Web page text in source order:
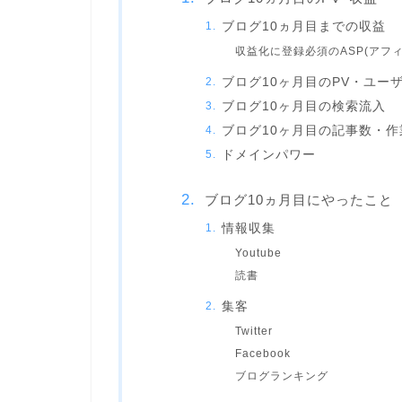
ブログ10ヵ月目までの収益
収益化に登録必須のASP(アフ
ブログ10ヶ月目のPV・ユー
ブログ10ヶ月目の検索流入
ブログ10ヶ月目の記事数・作
ドメインパワー
ブログ10ヵ月目にやったこと
情報収集
Youtube
読書
集客
Twitter
Facebook
ブログランキング